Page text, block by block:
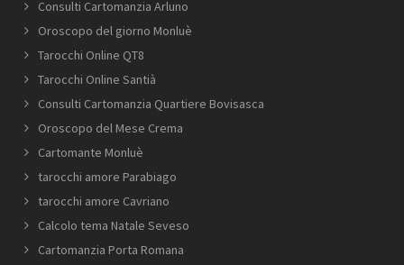
Consulti Cartomanzia Arluno
Oroscopo del giorno Monluè
Tarocchi Online QT8
Tarocchi Online Santià
Consulti Cartomanzia Quartiere Bovisasca
Oroscopo del Mese Crema
Cartomante Monluè
tarocchi amore Parabiago
tarocchi amore Cavriano
Calcolo tema Natale Seveso
Cartomanzia Porta Romana